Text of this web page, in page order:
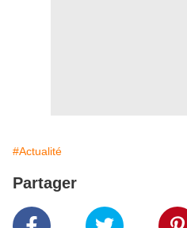
#Actualité
Partager